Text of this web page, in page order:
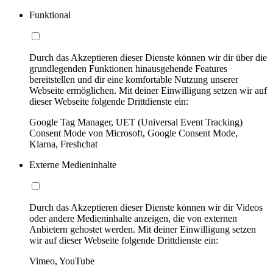
Funktional
Durch das Akzeptieren dieser Dienste können wir dir über die
grundlegenden Funktionen hinausgehende Features
bereitstellen und dir eine komfortable Nutzung unserer
Webseite ermöglichen. Mit deiner Einwilligung setzen wir auf
dieser Webseite folgende Drittdienste ein:
Google Tag Manager, UET (Universal Event Tracking)
Consent Mode von Microsoft, Google Consent Mode,
Klarna, Freshchat
Externe Medieninhalte
Durch das Akzeptieren dieser Dienste können wir dir Videos
oder andere Medieninhalte anzeigen, die von externen
Anbietern gehostet werden. Mit deiner Einwilligung setzen
wir auf dieser Webseite folgende Drittdienste ein:
Vimeo, YouTube